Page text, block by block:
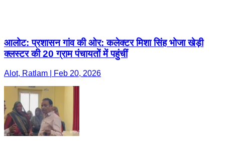
आलोट: प्रशासन गांव की ओर: कलेक्टर मिशा सिंह भोजा खेड़ी
क्लस्टर की 20 ग्राम पंचायतों में पहुंचीं
Alot, Ratlam | Feb 20, 2026